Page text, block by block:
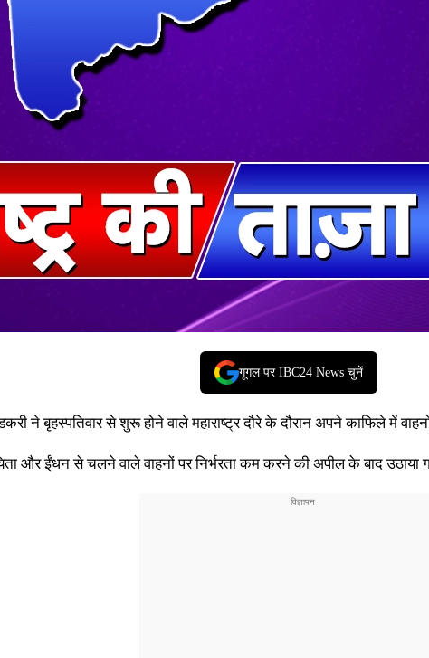
गूगल पर IBC24 News चुनें
ने बृहस्पतिवार से शुरू होने वाले महाराष्ट्र दौरे के दौरान अपने काफिले में
और ईंधन से चलने वाले वाहनों पर निर्भरता कम करने की अपील के बाद उठाया